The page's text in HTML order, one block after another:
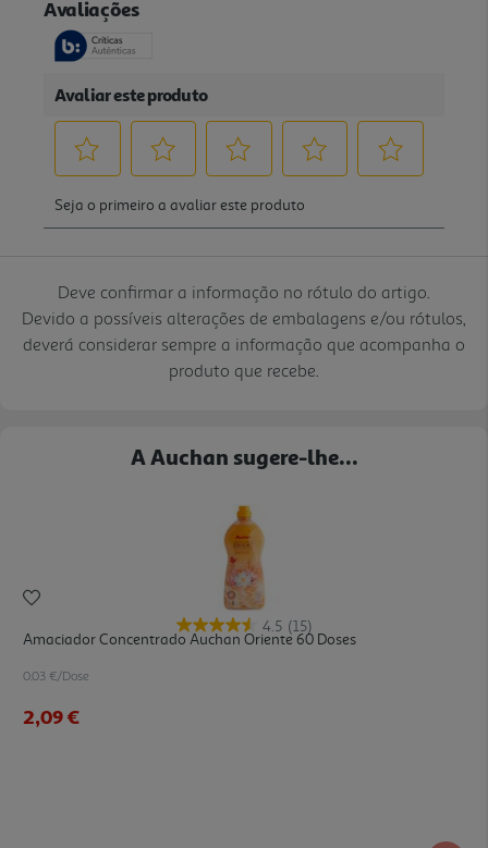
Deve confirmar a informação no rótulo do artigo.
Devido a possíveis alterações de embalagens e/ou rótulos,
deverá considerar sempre a informação que acompanha o
produto que recebe.
A Auchan sugere-lhe...
4.5 (15)
Amaciador Concentrado Auchan Oriente 60 Doses
0.03 €/Dose
2,09 €